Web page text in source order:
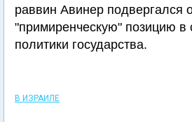
раввин Авинер подвергался
"примиренческую" позицию в
политики государства.
В ИЗРАИЛЕ